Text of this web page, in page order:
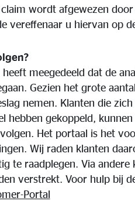
wordt afgewezen
vereffenaar u hiervan op
meegedeeld dat de
Gezien het grote
nemen. Klanten die
hebben gekoppeld,
Het portaal is het
Wij raden klanten
te raadplegen. Via andere
verstrekt. Voor hulp bij
Portal